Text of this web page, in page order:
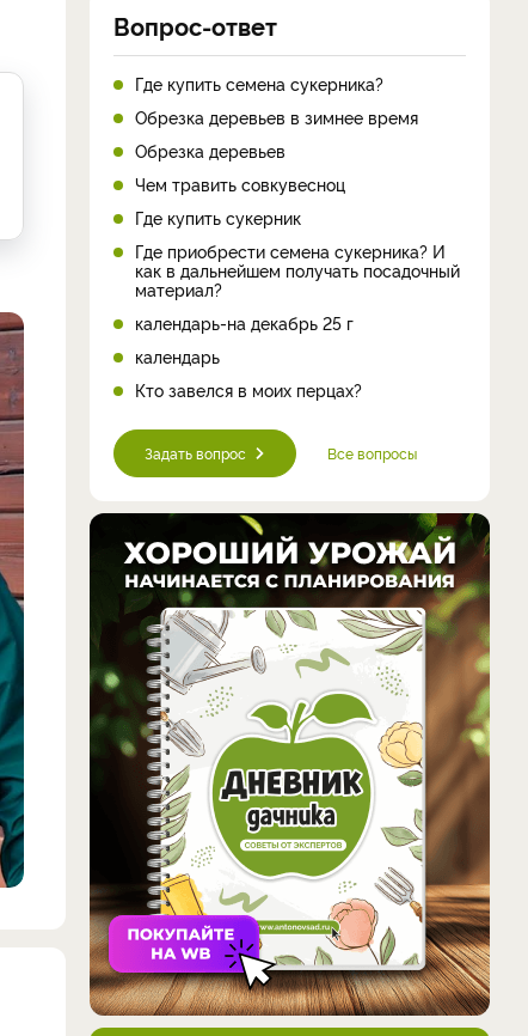
Вопрос-ответ
Где купить семена сукерника?
Обрезка деревьев в зимнее время
Обрезка деревьев
Чем травить совкувесноц
Где купить сукерник
Где приобрести семена сукерника? И
как в дальнейшем получать посадочный
материал?
календарь-на декабрь 25 г
календарь
Кто завелся в моих перцах?
Задать вопрос Все вопросы